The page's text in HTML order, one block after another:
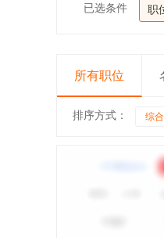
已选条件 职
所有职位
排序方式： 综